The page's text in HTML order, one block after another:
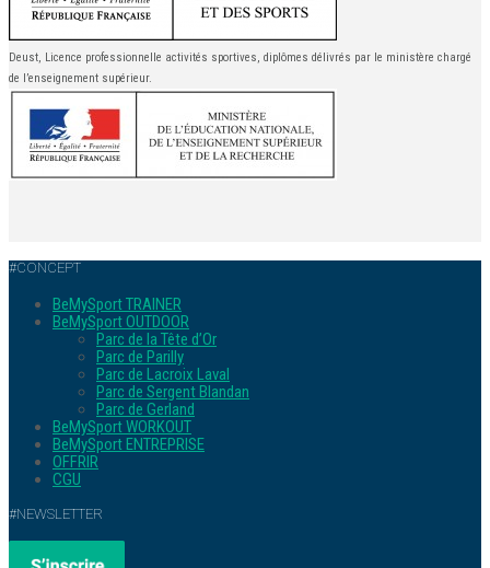
Deust, Licence professionnelle activités sportives, diplômes délivrés par le ministère chargé
de l’enseignement supérieur.
#CONCEPT
BeMySport TRAINER
BeMySport OUTDOOR
Parc de la Tête d’Or
Parc de Parilly
Parc de Lacroix Laval
Parc de Sergent Blandan
Parc de Gerland
BeMySport WORKOUT
BeMySport ENTREPRISE
OFFRIR
CGU
#NEWSLETTER